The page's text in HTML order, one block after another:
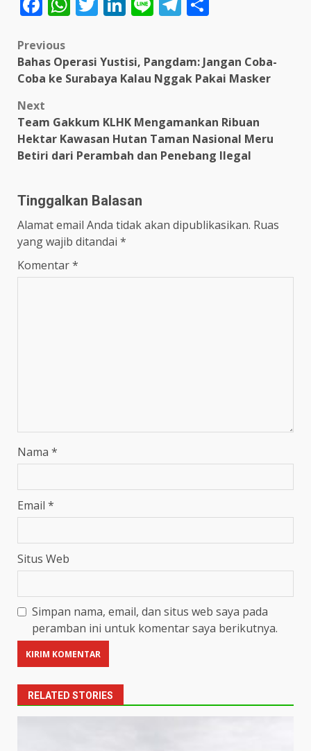
Post
navigation
Previous
Bahas Operasi Yustisi, Pangdam: Jangan Coba-
Coba ke Surabaya Kalau Nggak Pakai Masker
Next
Team Gakkum KLHK Mengamankan Ribuan
Hektar Kawasan Hutan Taman Nasional Meru
Betiri dari Perambah dan Penebang Ilegal
Tinggalkan Balasan
Alamat email Anda tidak akan dipublikasikan. Ruas
yang wajib ditandai *
Komentar*
Nama *
Email *
Situs Web
Simpan nama, email, dan situs web saya pada
peramban ini untuk komentar saya berikutnya.
RELATED STORIES